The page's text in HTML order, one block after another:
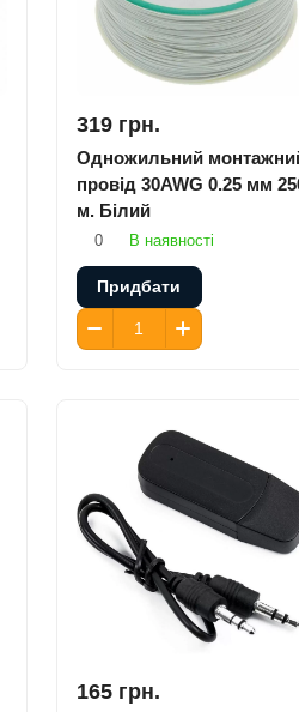
319 грн.
Одножильний
провід 30AWG 0.25 мм
м. Білий
0 В наявності
Придбати
165 грн.